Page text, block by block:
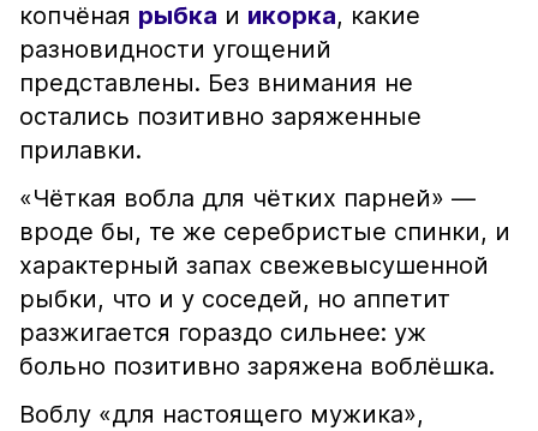
копчёная рыбка и икорка, какие
разновидности угощений
представлены. Без внимания не
остались позитивно заряженные
прилавки.
«Чёткая вобла для чётких парней» —
вроде бы, те же серебристые спинки, и
характерный запах свежевысушенной
рыбки, что и у соседей, но аппетит
разжигается гораздо сильнее: уж
больно позитивно заряжена воблёшка.
Воблу «для настоящего мужика»,